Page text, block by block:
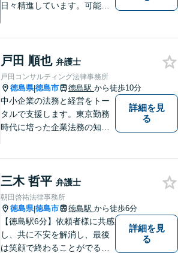
日々精進しています。可能な
戸田 順也 弁護士
戸田コンサルティング法律事務所
徳島県|徳島市 徳島駅 から徒歩10分
中小企業の法務と経営をトー
タルで支援します。東京勤務
時代に培った企業法務の知見
す。
詳細を見
る
三木 哲平 弁護士
朝田啓祐法律事務所
徳島県|徳島市 徳島駅 から徒歩6分
【徳島駅6分】依頼者様に共感
し、共に不安を解消し、最後
は笑顔で終わることがでるよ
詳細を見
る